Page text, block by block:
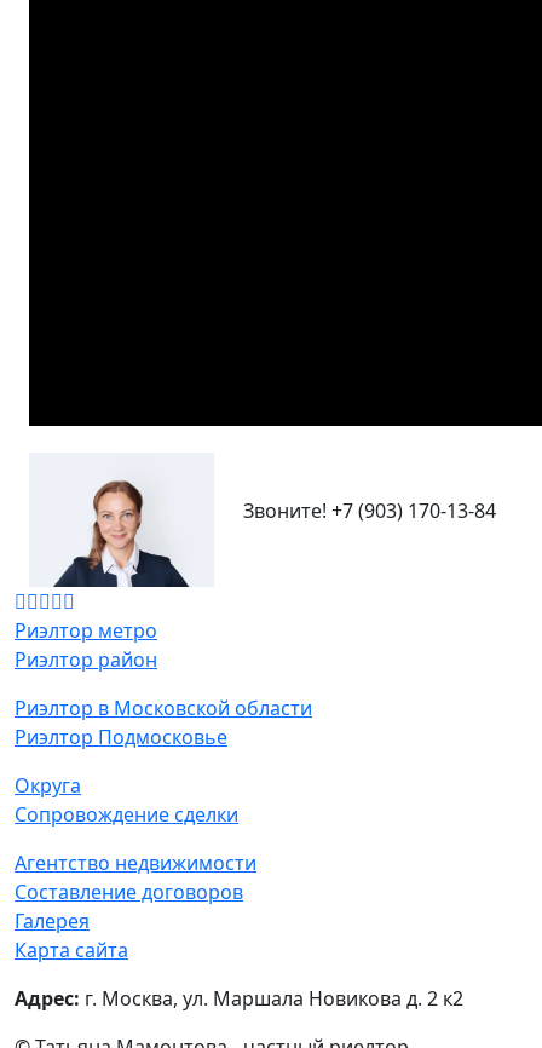
Звоните! +7 (903) 170-13-84
Риэлтор метро
Риэлтор район
Риэлтор в Московской области
Риэлтор Подмосковье
Округа
Сопровождение сделки
Агентство недвижимости
Составление договоров
Галерея
Карта сайта
Адрес: г. Москва, ул. Маршала Новикова д. 2 к2